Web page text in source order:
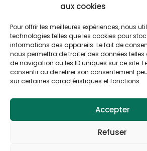
aux cookies
Pour offrir les meilleures expériences, nous
technologies telles que les cookies pour
informations des appareils. Le fait de
nous permettra de traiter des données
de navigation ou les ID uniques sur ce site.
consentir ou de retirer son consentement
sur certaines caractéristiques et fonctions.
Accepter
Refuser
TERMS &